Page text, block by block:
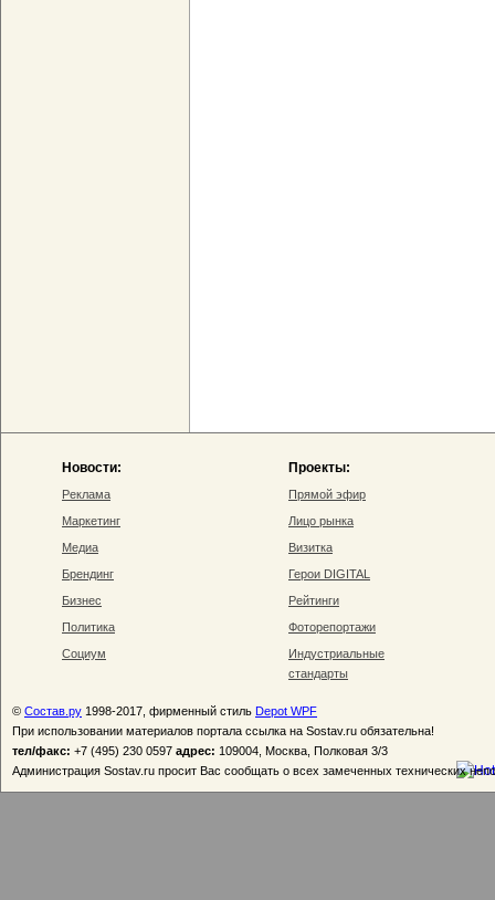
Новости:
Реклама
Маркетинг
Медиа
Брендинг
Бизнес
Политика
Социум
Проекты:
Прямой эфир
Лицо рынка
Визитка
Герои DIGITAL
Рейтинги
Фоторепортажи
Индустриальные
стандарты
© Состав.ру 1998-2017, фирменный стиль Depot WPF
При использовании материалов портала ссылка на Sostav.ru обязательна!
тел/факс: +7 (495) 230 0597 адрес: 109004, Москва, Полковая 3/3
Администрация Sostav.ru просит Вас сообщать о всех замеченных технических